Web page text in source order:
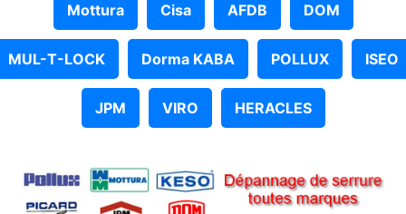
Mottura Cisa AFDB DOM
MUL-T-LOCK Dorma KABA POLLUX ISEO
JPM VIRO HERACLES